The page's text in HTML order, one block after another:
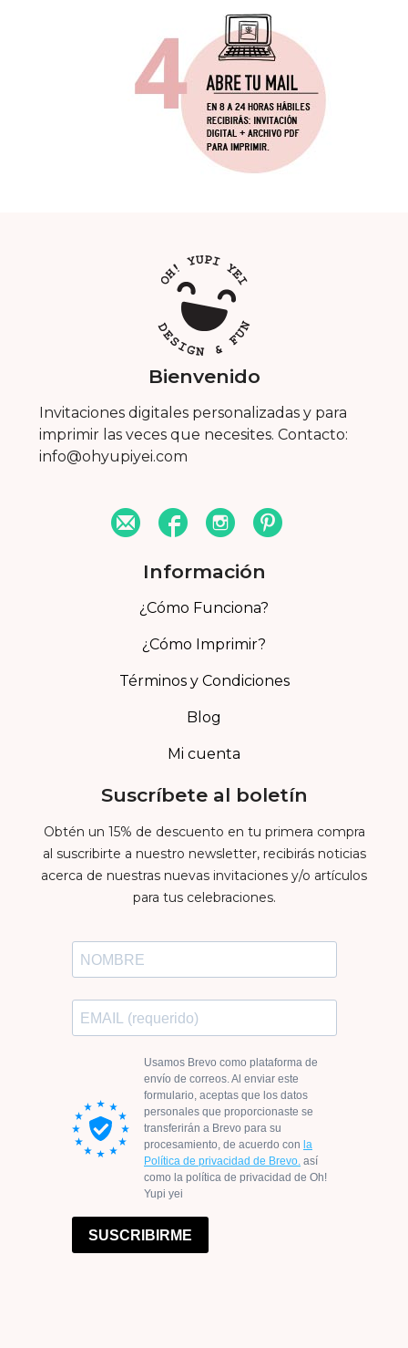
Bienvenido
Invitaciones digitales personalizadas y para
imprimir las veces que necesites. Contacto:
info@ohyupiyei.com
Información
¿Cómo Funciona?
¿Cómo Imprimir?
Términos y Condiciones
Blog
Mi cuenta
Suscríbete al boletín
Obtén un 15% de descuento en tu primera compra
al suscribirte a nuestro newsletter, recibirás noticias
acerca de nuestras nuevas invitaciones y/o artículos
para tus celebraciones.